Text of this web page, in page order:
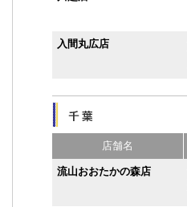
入間丸広店
店舗名
流山おおたかの森店